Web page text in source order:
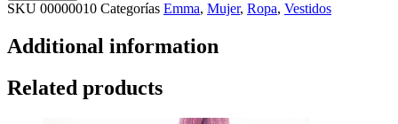
SKU 00000010 Categorías Emma, Mujer, Ropa, Vestidos
Additional information
Related products